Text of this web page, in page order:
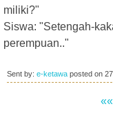
miliki?"
Siswa: "Setengah-
perempuan.."
Sent by: e-ketawa posted on